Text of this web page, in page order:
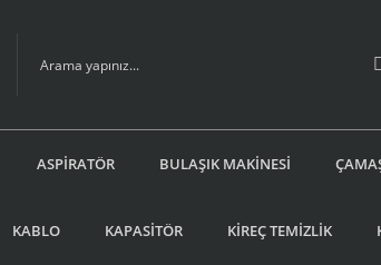
ASPİRATÖR BULAŞIK MAKİNESİ
KABLO KAPASİTÖR KİREÇ TEMİZLİK